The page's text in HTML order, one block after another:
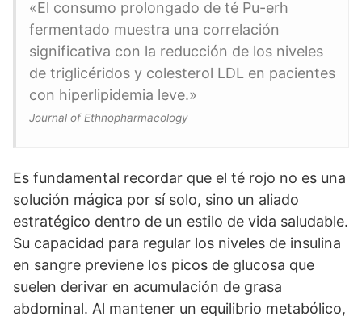
«El consumo prolongado de té Pu-erh
fermentado muestra una correlación
significativa con la reducción de los niveles
de triglicéridos y colesterol LDL en pacientes
con hiperlipidemia leve.»
Journal of Ethnopharmacology
Es fundamental recordar que el té rojo no es una
solución mágica por sí solo, sino un aliado
estratégico dentro de un estilo de vida saludable.
Su capacidad para regular los niveles de insulina
en sangre previene los picos de glucosa que
suelen derivar en acumulación de grasa
abdominal. Al mantener un equilibrio metabólico,